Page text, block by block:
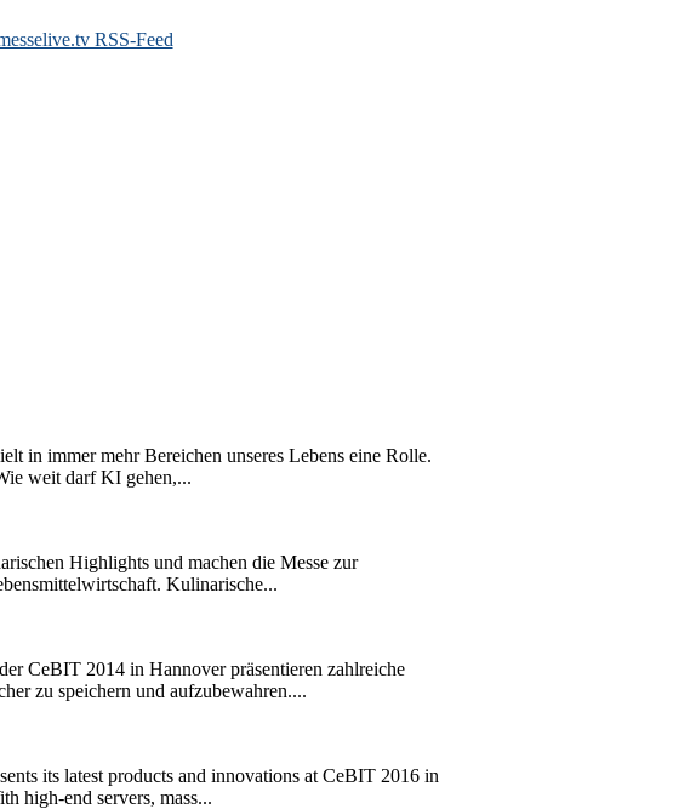
in immer mehr Bereichen unseres Lebens eine Rolle.
weit darf KI gehen,...
Highlights und machen die Messe zur
Kulinarische...
CeBIT 2014 in Hannover präsentieren zahlreiche
zu speichern und aufzubewahren....
its latest products and innovations at CeBIT 2016 in
high-end servers, mass...